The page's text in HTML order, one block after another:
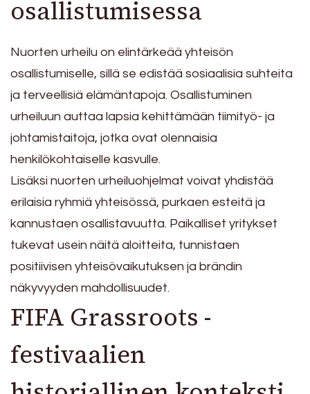
osallistumisessa
Nuorten urheilu on elintärkeää yhteisön
osallistumiselle, sillä se edistää sosiaalisia suhteita
ja terveellisiä elämäntapoja. Osallistuminen
urheiluun auttaa lapsia kehittämään tiimityö- ja
johtamistaitoja, jotka ovat olennaisia
henkilökohtaiselle kasvulle.
Lisäksi nuorten urheiluohjelmat voivat yhdistää
erilaisia ryhmiä yhteisössä, purkaen esteitä ja
kannustaen osallistavuutta. Paikalliset yritykset
tukevat usein näitä aloitteita, tunnistaen
positiivisen yhteisövaikutuksen ja brändin
näkyvyyden mahdollisuudet.
FIFA Grassroots -
festivaalien